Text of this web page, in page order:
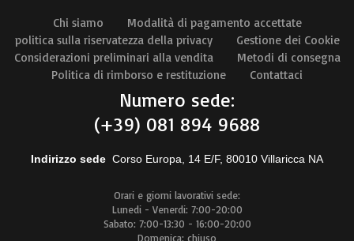
Chi siamo
Modalità di pagamento accettate
politica sulla riservatezza della privacy
Gestione dei Cookie
Considerazioni preliminari alla vendita
Metodi di consegna
Politica di rimborso e restituzione
Contattaci
Numero sede:
(+39) 081 894 9688
Indirizzo sede Corso Europa, 14 E/F, 80010 Villaricca NA
Orari e giorni lavorativi sede:
Lunedi - Venerdi: 7:00-20:00
Sabato: 7:00-13:30 - 16:00-20:00
Domenica: chiuso